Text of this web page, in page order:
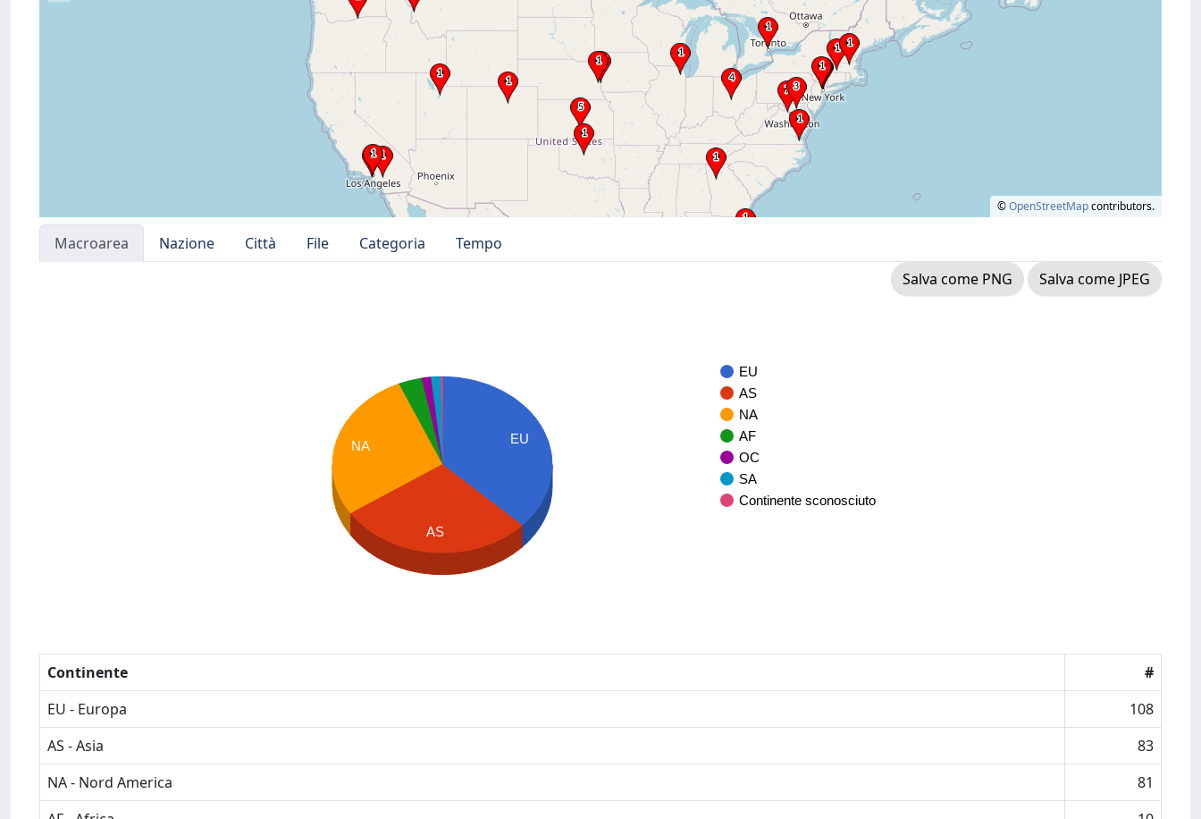
©OpenStreetMapcontributors.
Macroarea Nazione Città File Categoria
Tempo
Salva come PNG
Salva come JPEG
EU
AS
NA
AF
OC
SA
Continente sconosciuto
EU
NA
AS
Continente
#
EU - Europa
108
AS - Asia
83
NA - Nord America
81